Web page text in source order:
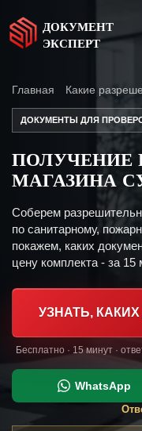
ДОКУМЕНТ
ЭКСПЕРТ
Главная Какие
ДОКУМЕНТЫ ДЛЯ
ПОЛУЧЕНИЕ
МАГАЗИНА
Соберем
по санитарному,
покажем, каких
цену комплекта - за 15
УЗНАТЬ,
Бесплатно · 15 минут ·
WhatsApp